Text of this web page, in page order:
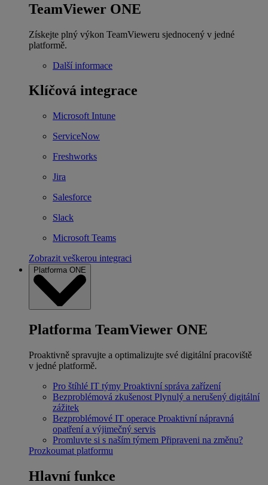
TeamViewer ONE
Získejte plný výkon TeamVieweru sjednocený v jedné
platformě.
Další informace
Klíčová integrace
Microsoft Intune
ServiceNow
Freshworks
Jira
Salesforce
Slack
Microsoft Teams
Zobrazit veškerou integraci
Platforma ONE
Platforma TeamViewer ONE
Proaktivně spravujte a optimalizujte své digitální pracoviště
v jedné platformě.
Pro štíhlé IT týmy Proaktivní správa zařízení
Bezproblémová zkušenost Plynulý a nerušený digitální
zážitek
Bezproblémové IT operace Proaktivní nápravná
opatření a výjimečný servis
Promluvte si s naším týmem Připraveni na změnu?
Prozkoumat platformu
Hlavní funkce